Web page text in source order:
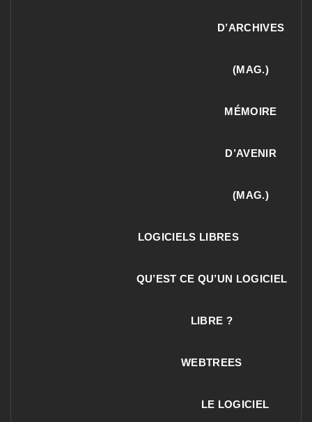
D’ARCHIVES
(MAG.)
MÉMOIRE
D’AVENIR
(MAG.)
LOGICIELS LIBRES
QU’EST CE QU’UN LOGICIEL
LIBRE ?
WEBTREES
LE LOGICIEL